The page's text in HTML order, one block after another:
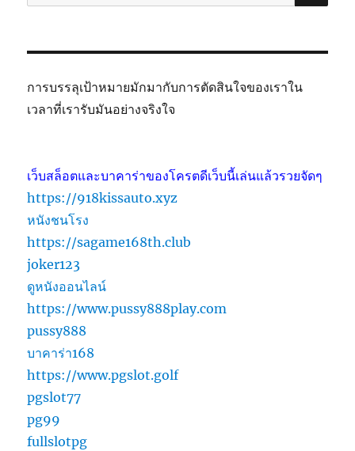
การบรรลุเป้าหมายมักมากับการตัดสินใจของเราใน
เวลาที่เรารับมันอย่างจริงใจ
เว็บสล็อตและบาคาร่าของโครตดีเว็บนี้เล่นแล้วรวยจัดๆ
https://918kissauto.xyz
หนังชนโรง
https://sagame168th.club
joker123
ดูหนังออนไลน์
https://www.pussy888play.com
pussy888
บาคาร่า168
https://www.pgslot.golf
pgslot77
pg99
fullslotpg